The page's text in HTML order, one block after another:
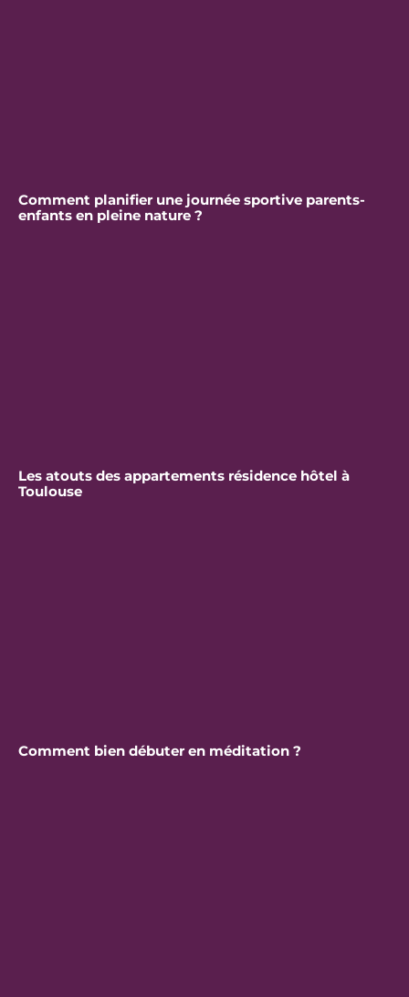
Comment planifier une journée sportive parents-
enfants en pleine nature ?
Les atouts des appartements résidence hôtel à
Toulouse
Comment bien débuter en méditation ?